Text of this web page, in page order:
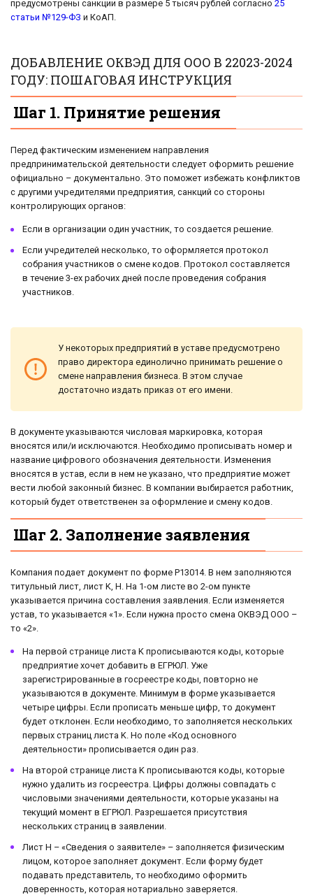
предусмотрены санкции в размере 5 тысяч рублей согласно 25
статьи №129-ФЗ и КоАП.
ДОБАВЛЕНИЕ ОКВЭД ДЛЯ ООО В 22023-2024
ГОДУ: ПОШАГОВАЯ ИНСТРУКЦИЯ
Шаг 1. Принятие решения
Перед фактическим изменением направления
предпринимательской деятельности следует оформить решение
официально – документально. Это поможет избежать конфликтов
с другими учредителями предприятия, санкций со стороны
контролирующих органов:
Если в организации один участник, то создается решение.
Если учредителей несколько, то оформляется протокол
собрания участников о смене кодов. Протокол составляется
в течение 3-ех рабочих дней после проведения собрания
участников.
У некоторых предприятий в уставе предусмотрено
право директора единолично принимать решение о
смене направления бизнеса. В этом случае
достаточно издать приказ от его имени.
В документе указываются числовая маркировка, которая
вносятся или/и исключаются. Необходимо прописывать номер и
название цифрового обозначения деятельности. Изменения
вносятся в устав, если в нем не указано, что предприятие может
вести любой законный бизнес. В компании выбирается работник,
который будет ответственен за оформление и смену кодов.
Шаг 2. Заполнение заявления
Компания подает документ по форме Р13014. В нем заполняются
титульный лист, лист K, H. На 1-ом листе во 2-ом пункте
указывается причина составления заявления. Если изменяется
устав, то указывается «1». Если нужна просто смена ОКВЭД ООО –
то «2».
На первой странице листа K прописываются коды, которые
предприятие хочет добавить в ЕГРЮЛ. Уже
зарегистрированные в госреестре коды, повторно не
указываются в документе. Минимум в форме указывается
четыре цифры. Если прописать меньше цифр, то документ
будет отклонен. Если необходимо, то заполняется нескольких
первых страниц листа K. Но поле «Код основного
деятельности» прописывается один раз.
На второй странице листа K прописываются коды, которые
нужно удалить из госреестра. Цифры должны совпадать с
числовыми значениями деятельности, которые указаны на
текущий момент в ЕГРЮЛ. Разрешается присутствия
нескольких страниц в заявлении.
Лист H – «Сведения о заявителе» – заполняется физическим
лицом, которое заполняет документ. Если форму будет
подавать представитель, то необходимо оформить
доверенность, которая нотариально заверяется.